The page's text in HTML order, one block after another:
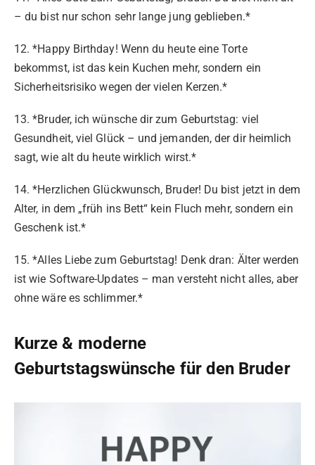
– du bist nur schon sehr lange jung geblieben.*
12. *Happy Birthday! Wenn du heute eine Torte
bekommst, ist das kein Kuchen mehr, sondern ein
Sicherheitsrisiko wegen der vielen Kerzen.*
13. *Bruder, ich wünsche dir zum Geburtstag: viel
Gesundheit, viel Glück – und jemanden, der dir heimlich
sagt, wie alt du heute wirklich wirst.*
14. *Herzlichen Glückwunsch, Bruder! Du bist jetzt in dem
Alter, in dem „früh ins Bett“ kein Fluch mehr, sondern ein
Geschenk ist.*
15. *Alles Liebe zum Geburtstag! Denk dran: Älter werden
ist wie Software-Updates – man versteht nicht alles, aber
ohne wäre es schlimmer.*
Kurze & moderne
Geburtstagswünsche für den Bruder